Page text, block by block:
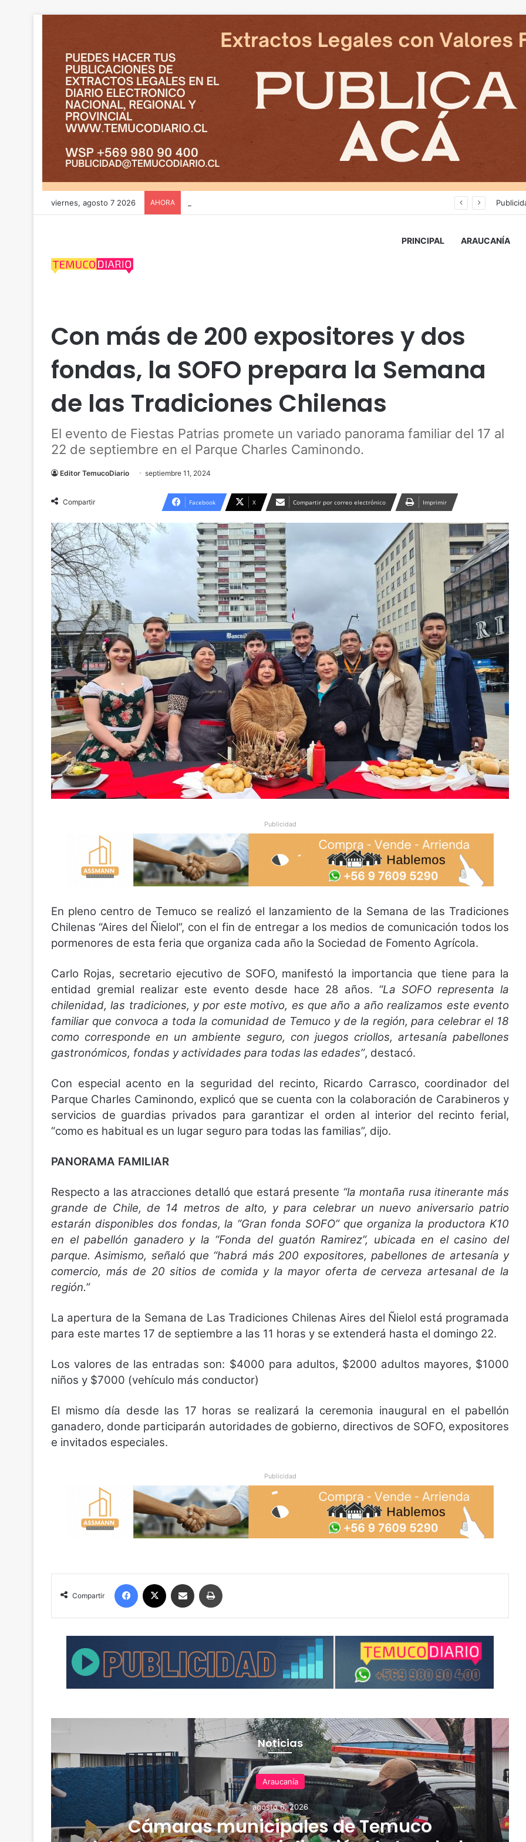
viernes, agosto 7 2026 AHORA
PRINCIPAL ARAUCANÍA
Con más de 200 expositores y dos
fondas, la SOFO prepara la Semana
de las Tradiciones Chilenas
El evento de Fiestas Patrias promete un variado panorama familiar del 17 al
22 de septiembre en el Parque Charles Caminondo.
Editor TemucoDiario septiembre 11, 2024
Compartir Facebook X Compartir por correo electrónico Imprimir
Publicidad
En pleno centro de Temuco se realizó el lanzamiento de la Semana de las Tradiciones
Chilenas “Aires del Ñielol”, con el fin de entregar a los medios de comunicación todos los
pormenores de esta feria que organiza cada año la Sociedad de Fomento Agrícola.
Carlo Rojas, secretario ejecutivo de SOFO, manifestó la importancia que tiene para la
entidad gremial realizar este evento desde hace 28 años. “La SOFO representa la
chilenidad, las tradiciones, y por este motivo, es que año a año realizamos este evento
familiar que convoca a toda la comunidad de Temuco y de la región, para celebrar el 18
como corresponde en un ambiente seguro, con juegos criollos, artesanía pabellones
gastronómicos, fondas y actividades para todas las edades”, destacó.
Con especial acento en la seguridad del recinto, Ricardo Carrasco, coordinador del
Parque Charles Caminondo, explicó que se cuenta con la colaboración de Carabineros y
servicios de guardias privados para garantizar el orden al interior del recinto ferial,
“como es habitual es un lugar seguro para todas las familias”, dijo.
PANORAMA FAMILIAR
Respecto a las atracciones detalló que estará presente “la montaña rusa itinerante más
grande de Chile, de 14 metros de alto, y para celebrar un nuevo aniversario patrio
estarán disponibles dos fondas, la “Gran fonda SOFO” que organiza la productora K10
en el pabellón ganadero y la “Fonda del guatón Ramirez”, ubicada en el casino del
parque. Asimismo, señaló que “habrá más 200 expositores, pabellones de artesanía y
comercio, más de 20 sitios de comida y la mayor oferta de cerveza artesanal de la
región.”
La apertura de la Semana de Las Tradiciones Chilenas Aires del Ñielol está programada
para este martes 17 de septiembre a las 11 horas y se extenderá hasta el domingo 22.
Los valores de las entradas son: $4000 para adultos, $2000 adultos mayores, $1000
niños y $7000 (vehículo más conductor)
El mismo día desde las 17 horas se realizará la ceremonia inaugural en el pabellón
ganadero, donde participarán autoridades de gobierno, directivos de SOFO, expositores
e invitados especiales.
Publicidad
Compartir
Noticias
Araucanía
agosto 6, 2026
Cámaras municipales de Temuco